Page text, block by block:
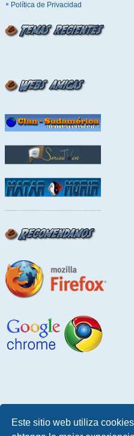
Este sitio web utiliza
Política de Privacidad